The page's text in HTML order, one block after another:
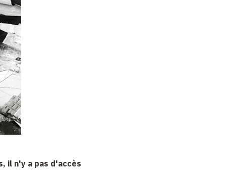
il n'y a pas d'accès